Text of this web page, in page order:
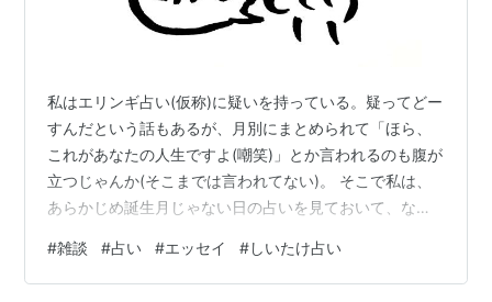
私はエリンギ占い(仮称)に疑いを持っている。疑ってどー
すんだという話もあるが、月別にまとめられて「ほら、
これがあなたの人生ですよ(嘲笑)」とか言われるのも腹が
立つじゃんか(そこまでは言われてない)。 そこで私は、
あらかじめ誕生月じゃない日の占いを見ておいて、なん
か」と鬼の首を取ったように騒ぎ立てる。 鬼の首を取っ
た私 当たり障りのない内容にしときゃ打率上がるからな
#雑談 #占い #エッセイ #しいたけ占い